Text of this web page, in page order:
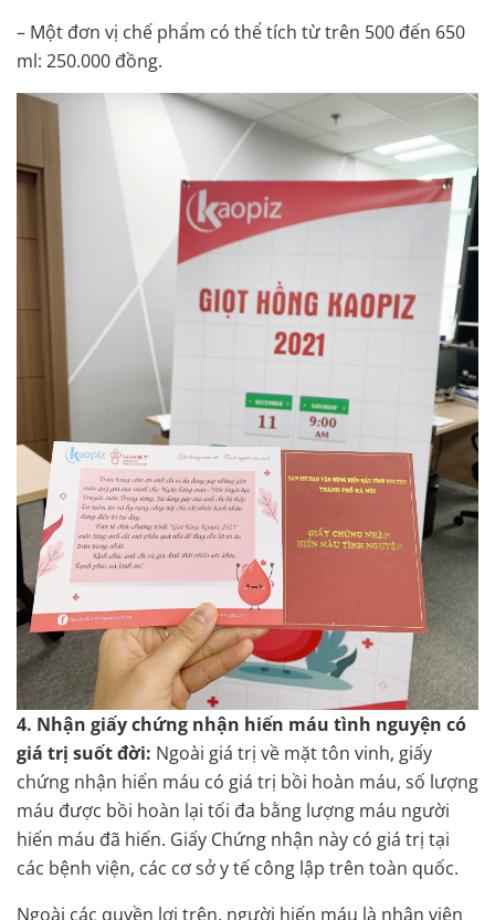
– Một đơn vị chế phẩm có thể tích từ trên 500 đến 650
ml: 250.000 đồng.
4. Nhận giấy chứng nhận hiến máu tình nguyện có
giá trị suốt đời: Ngoài giá trị về mặt tôn vinh, giấy
chứng nhận hiến máu có giá trị bồi hoàn máu, số lượng
máu được bồi hoàn lại tối đa bằng lượng máu người
hiến máu đã hiến. Giấy Chứng nhận này có giá trị tại
các bệnh viện, các cơ sở y tế công lập trên toàn quốc.
Ngoài các quyền lợi trên, người hiến máu là nhân viên